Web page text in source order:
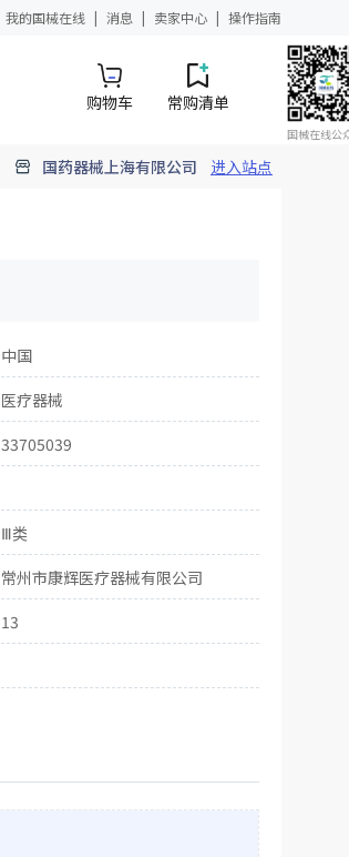
我的国械在线 消息 卖家中心 操作指南
购物车 常购清单
国械在线公
国药器械上海有限公司 进入站点
中国
医疗器械
33705039
Ⅲ类
常州市康辉医疗器械有限公司
13